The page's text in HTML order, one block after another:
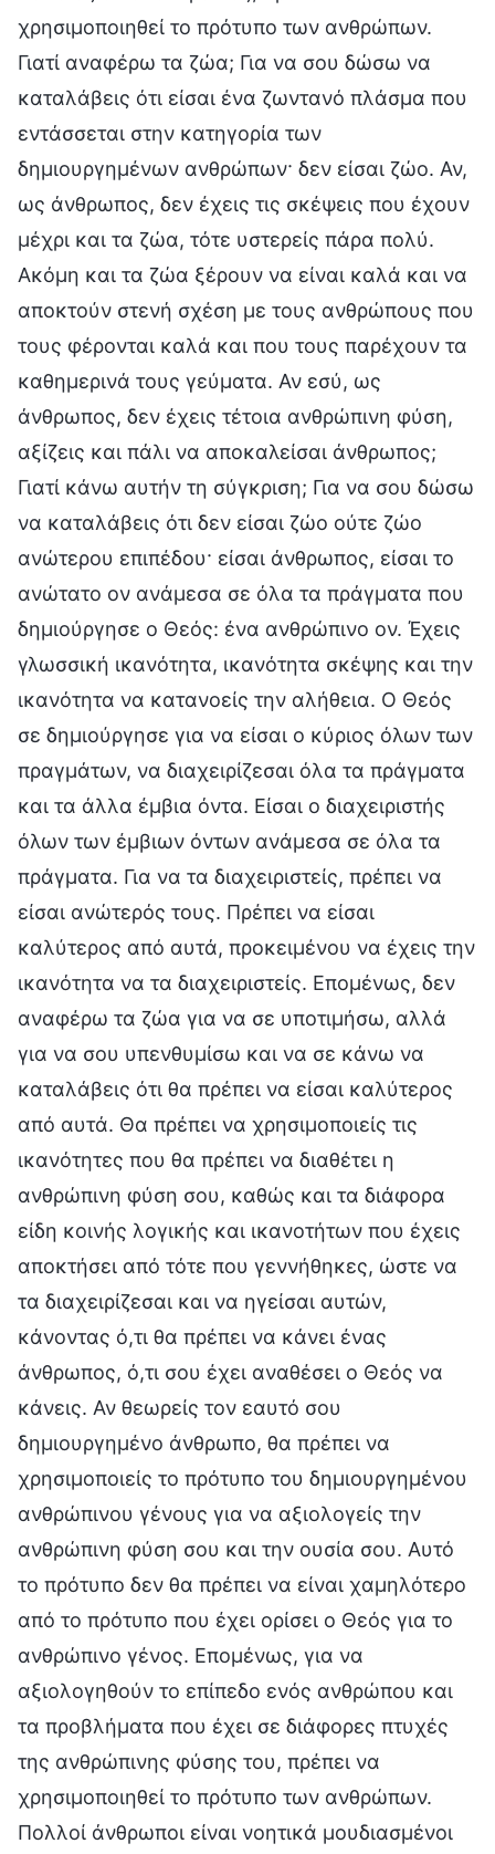
χρησιμοποιηθεί το πρότυπο των ανθρώπων.
Γιατί αναφέρω τα ζώα; Για να σου δώσω να
καταλάβεις ότι είσαι ένα ζωντανό πλάσμα που
εντάσσεται στην κατηγορία των
δημιουργημένων ανθρώπων· δεν είσαι ζώο. Αν,
ως άνθρωπος, δεν έχεις τις σκέψεις που έχουν
μέχρι και τα ζώα, τότε υστερείς πάρα πολύ.
Ακόμη και τα ζώα ξέρουν να είναι καλά και να
αποκτούν στενή σχέση με τους ανθρώπους που
τους φέρονται καλά και που τους παρέχουν τα
καθημερινά τους γεύματα. Αν εσύ, ως
άνθρωπος, δεν έχεις τέτοια ανθρώπινη φύση,
αξίζεις και πάλι να αποκαλείσαι άνθρωπος;
Γιατί κάνω αυτήν τη σύγκριση; Για να σου δώσω
να καταλάβεις ότι δεν είσαι ζώο ούτε ζώο
ανώτερου επιπέδου· είσαι άνθρωπος, είσαι το
ανώτατο ον ανάμεσα σε όλα τα πράγματα που
δημιούργησε ο Θεός: ένα ανθρώπινο ον. Έχεις
γλωσσική ικανότητα, ικανότητα σκέψης και την
ικανότητα να κατανοείς την αλήθεια. Ο Θεός
σε δημιούργησε για να είσαι ο κύριος όλων των
πραγμάτων, να διαχειρίζεσαι όλα τα πράγματα
και τα άλλα έμβια όντα. Είσαι ο διαχειριστής
όλων των έμβιων όντων ανάμεσα σε όλα τα
πράγματα. Για να τα διαχειριστείς, πρέπει να
είσαι ανώτερός τους. Πρέπει να είσαι
καλύτερος από αυτά, προκειμένου να έχεις την
ικανότητα να τα διαχειριστείς. Επομένως, δεν
αναφέρω τα ζώα για να σε υποτιμήσω, αλλά
για να σου υπενθυμίσω και να σε κάνω να
καταλάβεις ότι θα πρέπει να είσαι καλύτερος
από αυτά. Θα πρέπει να χρησιμοποιείς τις
ικανότητες που θα πρέπει να διαθέτει η
ανθρώπινη φύση σου, καθώς και τα διάφορα
είδη κοινής λογικής και ικανοτήτων που έχεις
αποκτήσει από τότε που γεννήθηκες, ώστε να
τα διαχειρίζεσαι και να ηγείσαι αυτών,
κάνοντας ό,τι θα πρέπει να κάνει ένας
άνθρωπος, ό,τι σου έχει αναθέσει ο Θεός να
κάνεις. Αν θεωρείς τον εαυτό σου
δημιουργημένο άνθρωπο, θα πρέπει να
χρησιμοποιείς το πρότυπο του δημιουργημένου
ανθρώπινου γένους για να αξιολογείς την
ανθρώπινη φύση σου και την ουσία σου. Αυτό
το πρότυπο δεν θα πρέπει να είναι χαμηλότερο
από το πρότυπο που έχει ορίσει ο Θεός για το
ανθρώπινο γένος. Επομένως, για να
αξιολογηθούν το επίπεδο ενός ανθρώπου και
τα προβλήματα που έχει σε διάφορες πτυχές
της ανθρώπινης φύσης του, πρέπει να
χρησιμοποιηθεί το πρότυπο των ανθρώπων.
Πολλοί άνθρωποι είναι νοητικά μουδιασμένοι